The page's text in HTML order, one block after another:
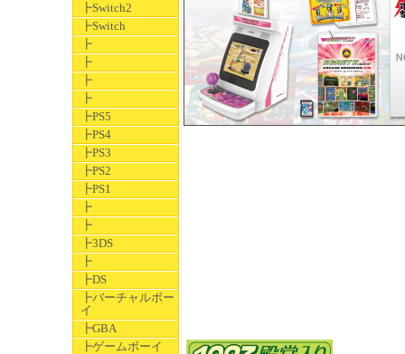
┣Switch2
┣Switch
┣
┣
┣
┣
┣PS5
┣PS4
┣PS3
┣PS2
┣PS1
┣
┣
┣3DS
┣
┣DS
┣バーチャルボー
イ
┣GBA
┣ゲームボーイ